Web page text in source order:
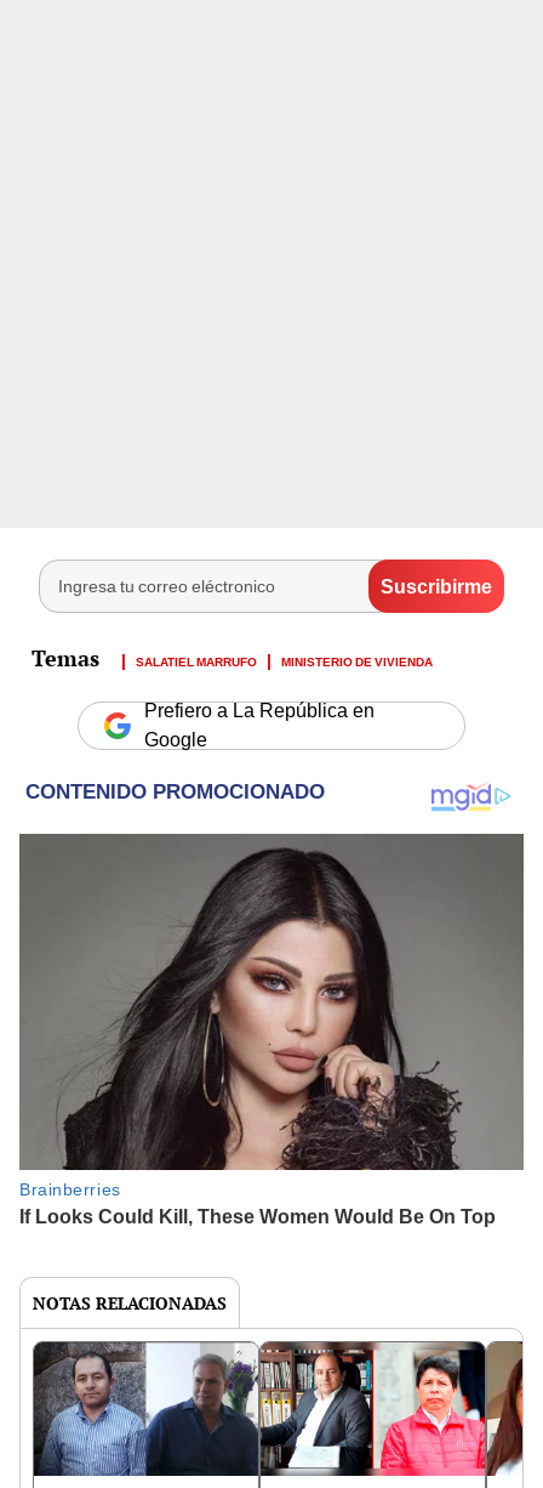
SALATIEL MARRUFO MINISTERIO DE VIVIENDA
Prefiero a La República en
Google
NOTAS RELACIONADAS